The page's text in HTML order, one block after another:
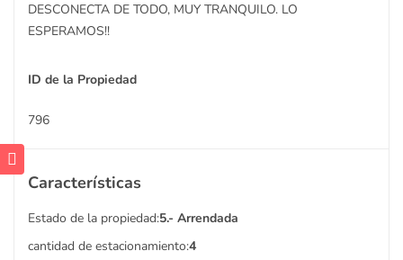
DESCONECTA DE TODO, MUY TRANQUILO. LO
ESPERAMOS!!
ID de la Propiedad
796
Características
Estado de la propiedad:5.- Arrendada
cantidad de estacionamiento:4